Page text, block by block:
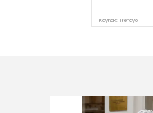
Kaynak: Trendyol